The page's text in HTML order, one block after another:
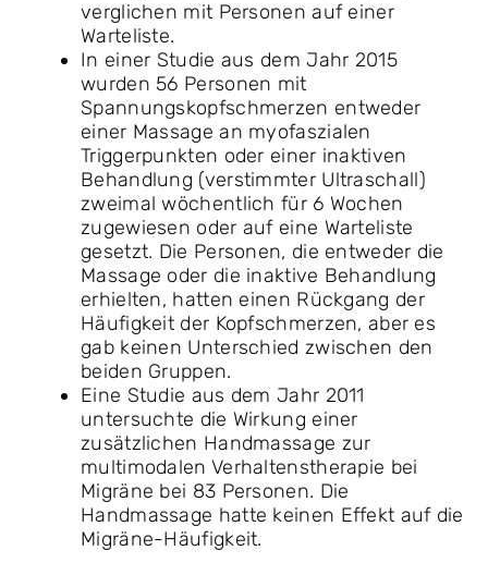
verglichen mit Personen auf einer
Warteliste.
In einer Studie aus dem Jahr 2015
wurden 56 Personen mit
Spannungskopfschmerzen entweder
einer Massage an myofaszialen
Triggerpunkten oder einer inaktiven
Behandlung (verstimmter Ultraschall)
zweimal wöchentlich für 6 Wochen
zugewiesen oder auf eine Warteliste
gesetzt. Die Personen, die entweder die
Massage oder die inaktive Behandlung
erhielten, hatten einen Rückgang der
Häufigkeit der Kopfschmerzen, aber es
gab keinen Unterschied zwischen den
beiden Gruppen.
Eine Studie aus dem Jahr 2011
untersuchte die Wirkung einer
zusätzlichen Handmassage zur
multimodalen Verhaltenstherapie bei
Migräne bei 83 Personen. Die
Handmassage hatte keinen Effekt auf die
Migräne-Häufigkeit.